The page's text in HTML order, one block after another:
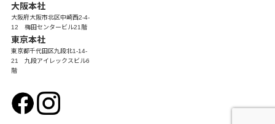
大阪本社
大阪府大阪市北区中崎西2-4-
12 梅田センタービル21階
東京本社
東京都千代田区九段北1-14-
21 九段アイレックスビル6
階